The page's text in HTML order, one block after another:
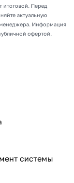
итоговой. Перед
актуальную
Информация
офертой.
системы